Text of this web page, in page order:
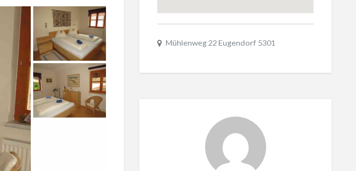
Mühlenweg 22 Eugendorf 5301